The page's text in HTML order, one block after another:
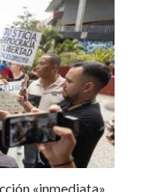
«inmediata»